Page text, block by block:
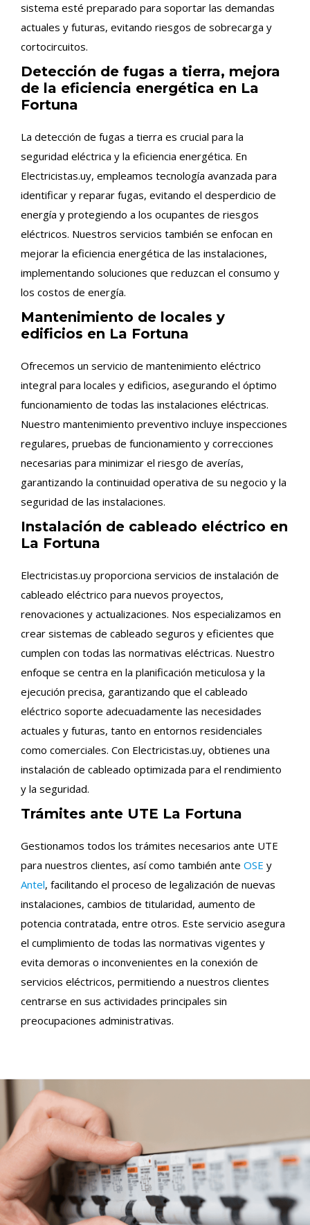
sistema esté preparado para soportar las demandas
actuales y futuras, evitando riesgos de sobrecarga y
cortocircuitos.
Detección de fugas a tierra, mejora
de la eficiencia energética en La
Fortuna
La detección de fugas a tierra es crucial para la
seguridad eléctrica y la eficiencia energética. En
Electricistas.uy, empleamos tecnología avanzada para
identificar y reparar fugas, evitando el desperdicio de
energía y protegiendo a los ocupantes de riesgos
eléctricos. Nuestros servicios también se enfocan en
mejorar la eficiencia energética de las instalaciones,
implementando soluciones que reduzcan el consumo y
los costos de energía.
Mantenimiento de locales y
edificios en La Fortuna
Ofrecemos un servicio de mantenimiento eléctrico
integral para locales y edificios, asegurando el óptimo
funcionamiento de todas las instalaciones eléctricas.
Nuestro mantenimiento preventivo incluye inspecciones
regulares, pruebas de funcionamiento y correcciones
necesarias para minimizar el riesgo de averías,
garantizando la continuidad operativa de su negocio y la
seguridad de las instalaciones.
Instalación de cableado eléctrico en
La Fortuna
Electricistas.uy proporciona servicios de instalación de
cableado eléctrico para nuevos proyectos,
renovaciones y actualizaciones. Nos especializamos en
crear sistemas de cableado seguros y eficientes que
cumplen con todas las normativas eléctricas. Nuestro
enfoque se centra en la planificación meticulosa y la
ejecución precisa, garantizando que el cableado
eléctrico soporte adecuadamente las necesidades
actuales y futuras, tanto en entornos residenciales
como comerciales. Con Electricistas.uy, obtienes una
instalación de cableado optimizada para el rendimiento
y la seguridad.
Trámites ante UTE La Fortuna
Gestionamos todos los trámites necesarios ante UTE
para nuestros clientes, así como también ante OSE y
Antel, facilitando el proceso de legalización de nuevas
instalaciones, cambios de titularidad, aumento de
potencia contratada, entre otros. Este servicio asegura
el cumplimiento de todas las normativas vigentes y
evita demoras o inconvenientes en la conexión de
servicios eléctricos, permitiendo a nuestros clientes
centrarse en sus actividades principales sin
preocupaciones administrativas.